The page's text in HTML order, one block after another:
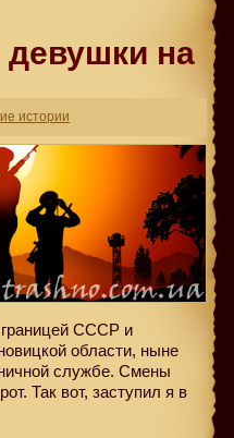
девушки на
истории
СССР и
области, ныне
службе. Смены
Так вот, заступил я в